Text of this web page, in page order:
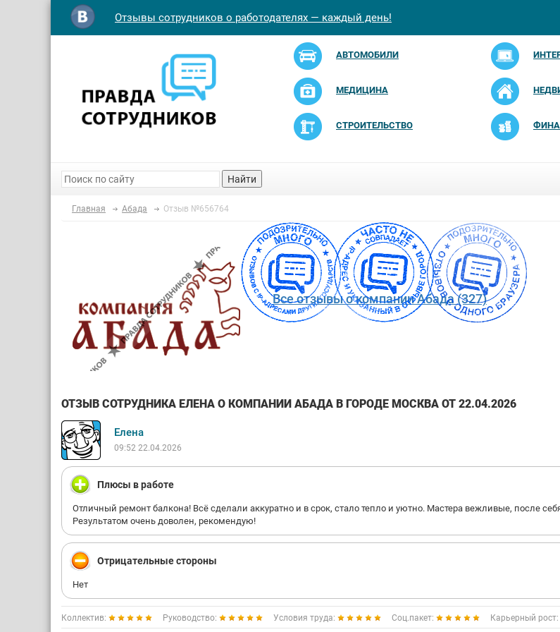
Отзывы сотрудников о работодателях — каждый день!
АВТОМОБИЛИ
МЕДИЦИНА
СТРОИТЕЛЬСТВО
Найти
Главная Абада Отзыв №656764
Все отзывы о компании Абада (327)
ОТЗЫВ СОТРУДНИКА ЕЛЕНА О КОМПАНИИ АБАДА В ГОРОДЕ МОСКВА ОТ 22.04.2026
Елена
09:52 22.04.2026
Плюсы в работе
Отличный ремонт балкона! Всё сделали аккуратно и в срок, стало тепло и уютно. Мастера вежливые, после
Результатом очень доволен, рекомендую!
Отрицательные стороны
Нет
Коллектив: Руководство: Условия труда: Соц.пакет: Карьерный рост: